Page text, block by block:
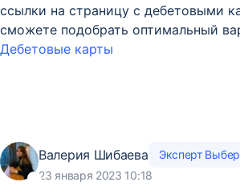
ссылки на страницу с дебетовыми
сможете подобрать оптимальный
Дебетовые карты
Валерия Шибаева
Эксперт
23 января 2023 10:18